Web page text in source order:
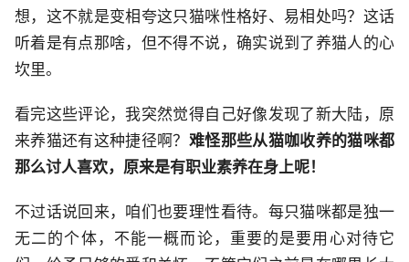
想，这不就是变相夸这只猫咪性格好、易相处吗？这话
听着是有点那啥，但不得不说，确实说到了养猫人的心
坎里。
看完这些评论，我突然觉得自己好像发现了新大陆，原
来养猫还有这种捷径啊？ 难怪那些从猫咖收养的猫咪都
那么讨人喜欢，原来是有职业素养在身上呢！
不过话说回来，咱们也要理性看待。每只猫咪都是独一
无二的个体，不能一概而论，重要的是要用心对待它